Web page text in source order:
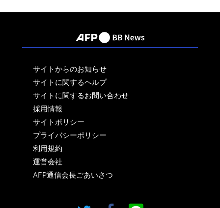
サイトからのお知らせ
サイトに関するヘルプ
サイトに関するお問い合わせ
採用情報
サイトポリシー
プライバシーポリシー
利用規約
運営会社
AFP通信会長ごあいさつ